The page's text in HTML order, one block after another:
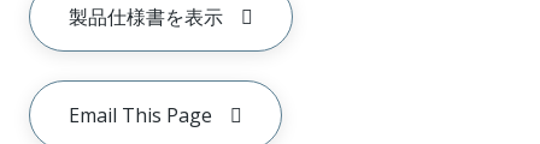
製品仕様書を表示
Email This Page